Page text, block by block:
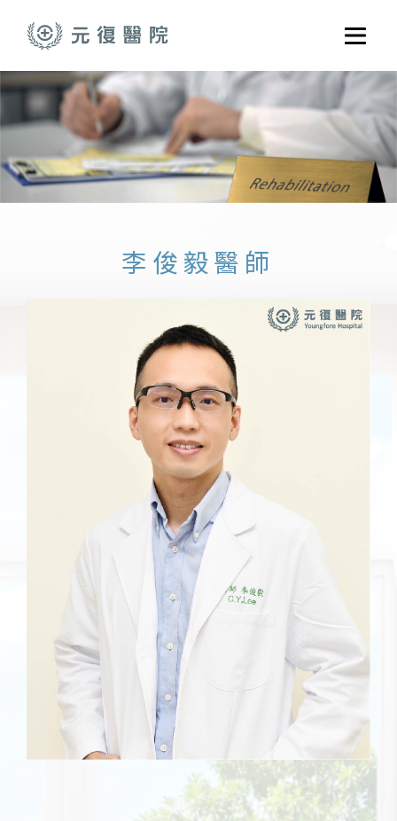
選單
關於元復
就醫指南
醫學門診
醫療養護服務
李俊毅醫師